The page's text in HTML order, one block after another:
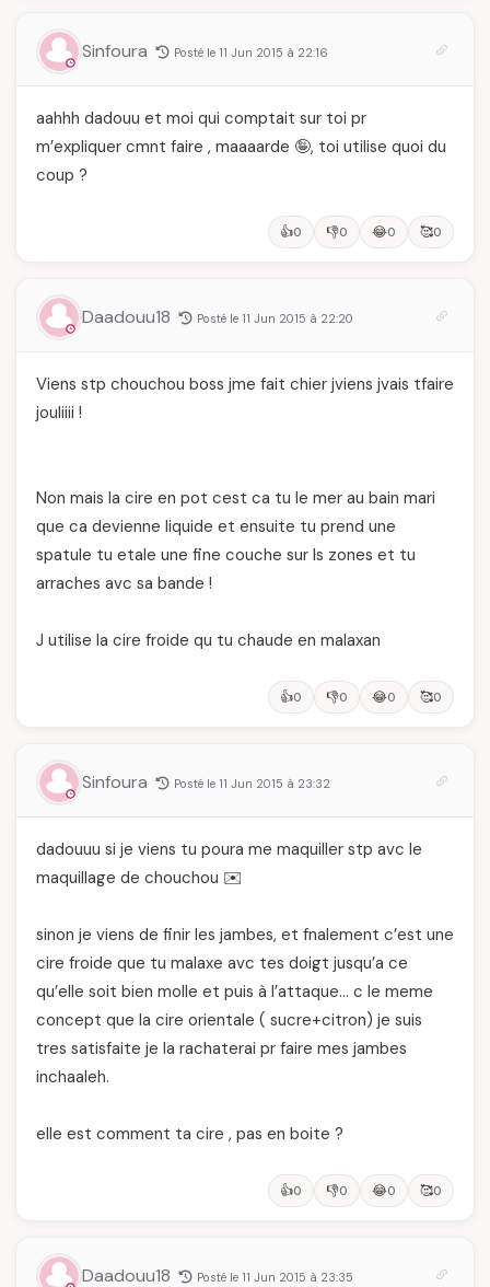
Sinfoura Posté le 11 Jun 2015 à 22:16
aahhh dadouu et moi qui comptait sur toi pr
m’expliquer cmnt faire , maaaarde 🤪, toi utilise quoi du
coup ?
👍0 👎0 😂0 🥰0
Daadouu18 Posté le 11 Jun 2015 à 22:20
Viens stp chouchou boss jme fait chier jviens jvais tfaire
jouliiii !
Non mais la cire en pot cest ca tu le mer au bain mari
que ca devienne liquide et ensuite tu prend une
spatule tu etale une fine couche sur ls zones et tu
arraches avc sa bande !
J utilise la cire froide qu tu chaude en malaxan
👍0 👎0 😂0 🥰0
Sinfoura Posté le 11 Jun 2015 à 23:32
dadouuu si je viens tu poura me maquiller stp avc le
maquillage de chouchou ✉️
sinon je viens de finir les jambes, et fnalement c’est une
cire froide que tu malaxe avc tes doigt jusqu’a ce
qu’elle soit bien molle et puis à l’attaque… c le meme
concept que la cire orientale ( sucre+citron) je suis
tres satisfaite je la rachaterai pr faire mes jambes
inchaaleh.
elle est comment ta cire , pas en boite ?
👍0 👎0 😂0 🥰0
Daadouu18 Posté le 11 Jun 2015 à 23:35